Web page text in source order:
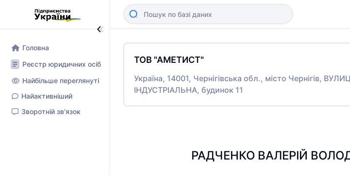
Головна
Реєстр юридичних осіб
Найбільше переглянуті
Найактивніший
Зворотній зв'язок
ТОВ "АМЕТИСТ"
Україна, 14001, Чернігівська обл., місто Чернігів,
ІНДУСТРІАЛЬНА, будинок 11
РАДЧЕНКО ВАЛЕРІЙ